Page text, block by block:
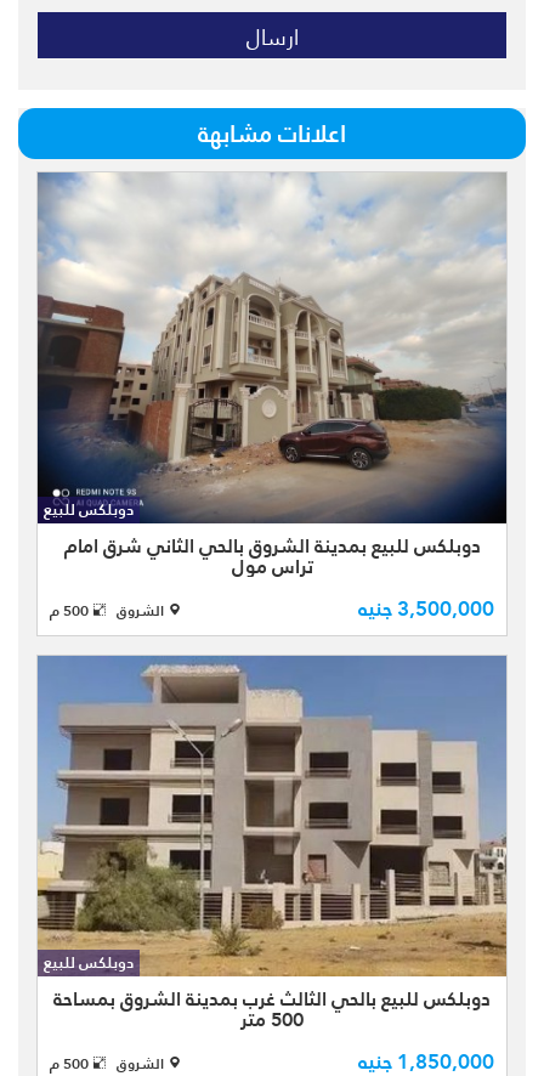
اعلانات مشابهة
دوبلكسس للبيع كاش بمدينة الشروق
بالحي الثاني شرق نصف تشطيب بمساحة
كلية 500 متر + 160 متر جاردن مقسم
إلي البيزمنت ( مطبخ - مساحة كبيرة -
غرفة ) الطابق الارضي به ( 3 غر ...
دوبلكس للبيع
دوبلكس للبيع بمدينة الشروق بالحي الثاني شرق امام
تراس مول
3,500,000 جنيه الشروق 500 م
دوبلكس بيزمنت + ارضي للبيع كاش
بمدينة الشروق بأفضل الأحياء ( الحي
الثالث غرب ) نصف تشطيب بمساحة كلية
500 متر + جاردن 140 متر عبارة عن ( 4
غرف منهم غرفة ماستر بحمام و ...
دوبلكس للبيع
دوبلكس للبيع بالحي الثالث غرب بمدينة الشروق بمساحة
500 متر
1,850,000 جنيه الشروق 500 م